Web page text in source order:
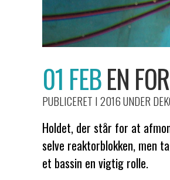
01 FEBEN
PUBLICERET I 2016UNDER
Holdet, der står for at
selve reaktorblokken, men
et bassin en vigtig rolle.